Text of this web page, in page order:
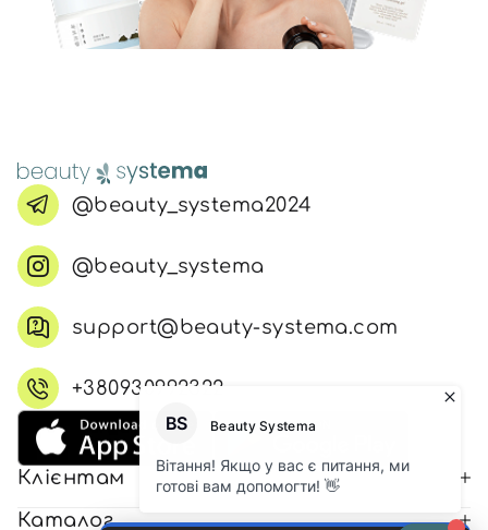
@beauty_systema2024
@beauty_systema
support@beauty-systema.com
+380930992322
Клієнтам
Каталог